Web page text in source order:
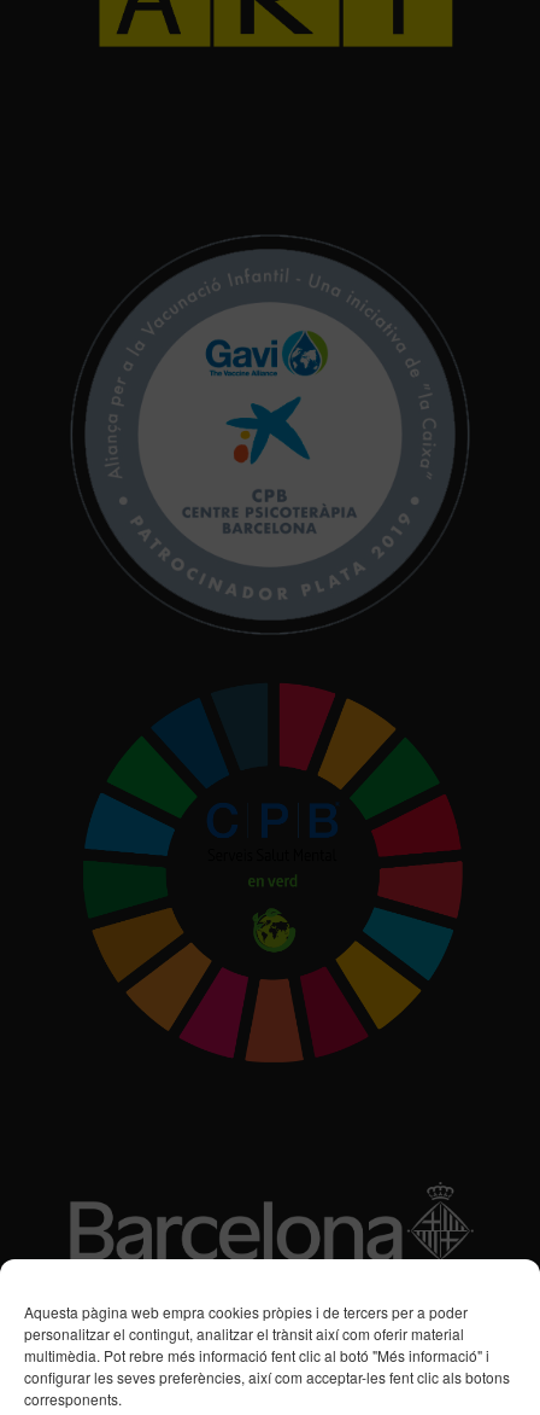
Aquesta pàgina web empra cookies pròpies i de tercers per a poder
personalitzar el contingut, analitzar el trànsit així com oferir material
multimèdia. Pot rebre més informació fent clic al botó "Més informació" i
configurar les seves preferències, així com acceptar-les fent clic als botons
corresponents.
Subvencions des de 2016
Programa de Vacances/Suport Respir Familiar